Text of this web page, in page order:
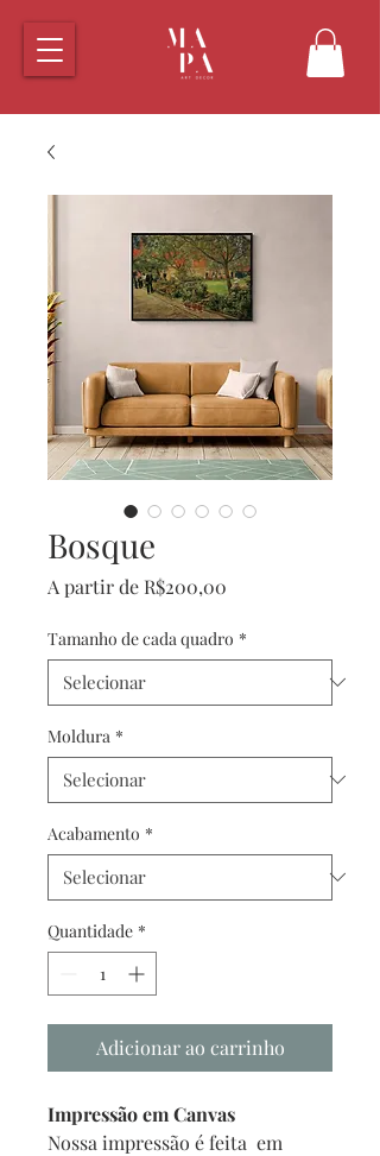
Bosque
A partir de R$200,00
Tamanho de cada quadro *
Moldura *
Acabamento *
Quantidade *
Adicionar ao carrinho
Impressão em Canvas
Nossa impressão é feita em